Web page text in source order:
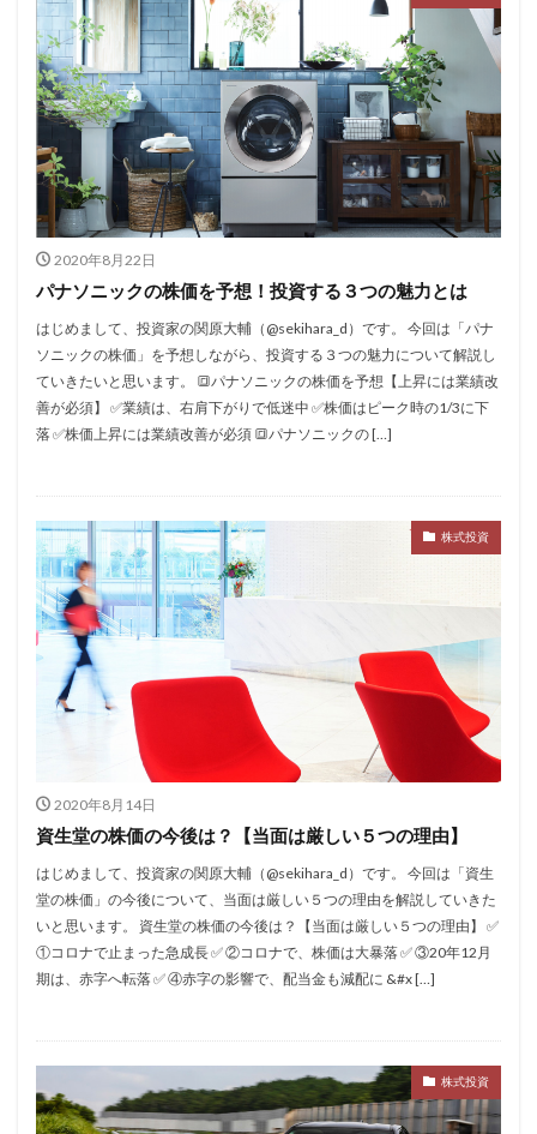
2020年8月22日
パナソニックの株価を予想！投資する３つの魅力とは
はじめまして、投資家の関原大輔（@sekihara_d）です。 今回は「パナ
ソニックの株価」を予想しながら、投資する３つの魅力について解説し
ていきたいと思います。 🔳パナソニックの株価を予想【上昇には業績改
善が必須】 ✅業績は、右肩下がりで低迷中 ✅株価はピーク時の1/3に下
落 ✅株価上昇には業績改善が必須 🔳パナソニックの […]
株式投資
2020年8月14日
資生堂の株価の今後は？【当面は厳しい５つの理由】
はじめまして、投資家の関原大輔（@sekihara_d）です。 今回は「資生
堂の株価」の今後について、当面は厳しい５つの理由を解説していきた
いと思います。 資生堂の株価の今後は？【当面は厳しい５つの理由】 ✅
①コロナで止まった急成長 ✅ ②コロナで、株価は大暴落 ✅ ③20年12月
期は、赤字へ転落 ✅ ④赤字の影響で、配当金も減配に &#x […]
株式投資